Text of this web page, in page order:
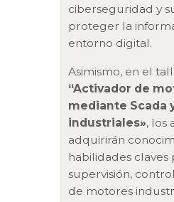
ciberseguridad y
proteger la
entorno digital.
Asimismo, en el
“Activador de
mediante Scada
industriales», los
adquirirán
habilidades claves
supervisión,
de motores